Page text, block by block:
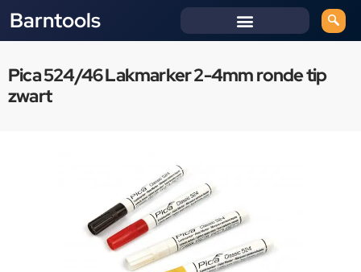
Barntools
Pica 524/46 Lakmarker 2-4mm ronde tip
zwart